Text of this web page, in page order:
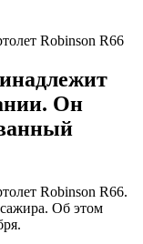
Robinson R66
Он
Robinson R66.
Об этом